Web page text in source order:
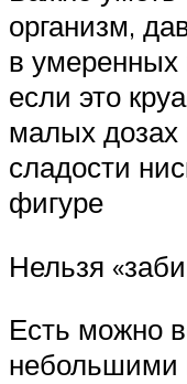
организм,
в умеренных
если это
малых дозах
сладости
фигуре
Нельзя
Есть можно
небольшими